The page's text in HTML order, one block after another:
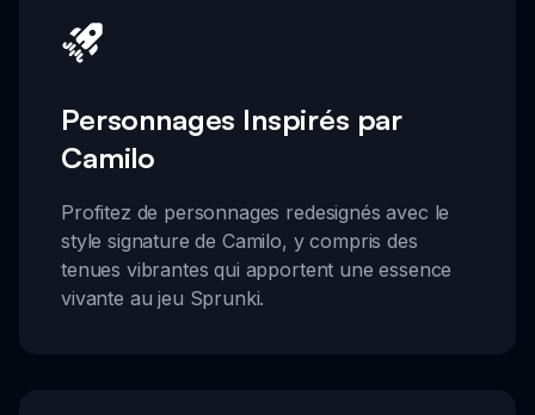
Personnages Inspirés par
Camilo
Profitez de personnages redesignés avec le
style signature de Camilo, y compris des
tenues vibrantes qui apportent une essence
vivante au jeu Sprunki.